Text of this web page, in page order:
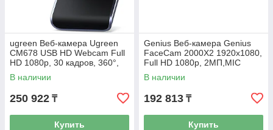
ugreen Веб-камера Ugreen
CM678 USB HD Webcam Full
HD 1080p, 30 кадров, 360°,
MIC
В наличии
250 922 ₸
Купить
Genius Веб-камера Genius
FaceCam 2000X2 1920x1080,
Full HD 1080p, 2MП,MIC
32200008400
В наличии
192 813 ₸
Купить